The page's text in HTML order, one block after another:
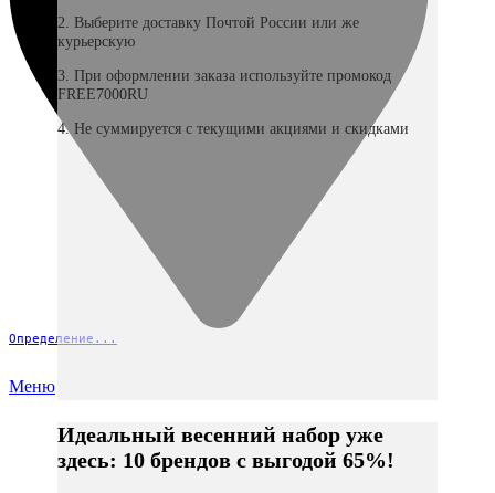
Определение...
Меню
2. Выберите доставку Почтой России или же
курьерскую
3. При оформлении заказа используйте промокод
FREE7000RU
4. Не суммируется с текущими акциями и скидками
Идеальный весенний набор уже
здесь: 10 брендов с выгодой 65%!